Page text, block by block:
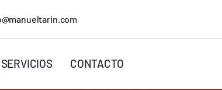
SERVICIOS CONTACTO